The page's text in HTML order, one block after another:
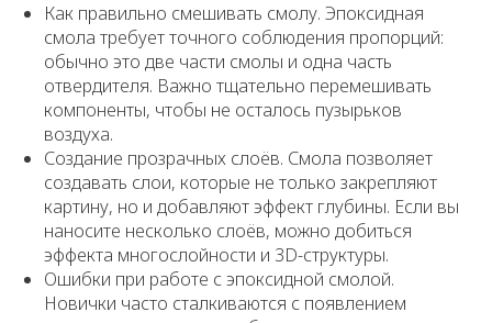
Как правильно смешивать смолу. Эпоксидная
смола требует точного соблюдения пропорций:
обычно это две части смолы и одна часть
отвердителя. Важно тщательно перемешивать
компоненты, чтобы не осталось пузырьков
воздуха.
Создание прозрачных слоёв. Смола позволяет
создавать слои, которые не только закрепляют
картину, но и добавляют эффект глубины. Если вы
наносите несколько слоёв, можно добиться
эффекта многослойности и 3D-структуры.
Ошибки при работе с эпоксидной смолой.
Новички часто сталкиваются с появлением